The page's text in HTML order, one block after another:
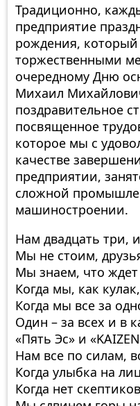
Традиционно,
предприятие
рождения, который
торжественными
очередному Дню
Михаил
поздравительное
посвященное
которое мы с
качестве
предприятии,
сложной
машиностроении.
Нам двадцать три,
Мы не стоим,
Мы знаем, что ждет
Когда мы, как
Когда мы все за
Один – за всех и в
«Пять Эс» и
Нам все по силам,
Когда улыбка на
Когда нет